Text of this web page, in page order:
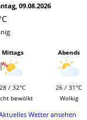
09.08.2026
Mittags
28 / 32°C
bewölkt
Abends
26 / 31°C
Wolkig
Wetter ansehen